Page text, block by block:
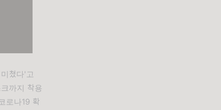
쳤다'고
까지 착용
로나19 확